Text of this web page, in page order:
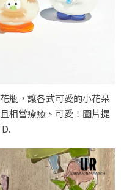
瓶，讓各式可愛的小花朵
相當療癒、可愛！圖片提